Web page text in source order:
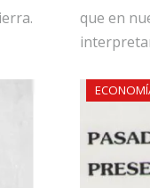
que en